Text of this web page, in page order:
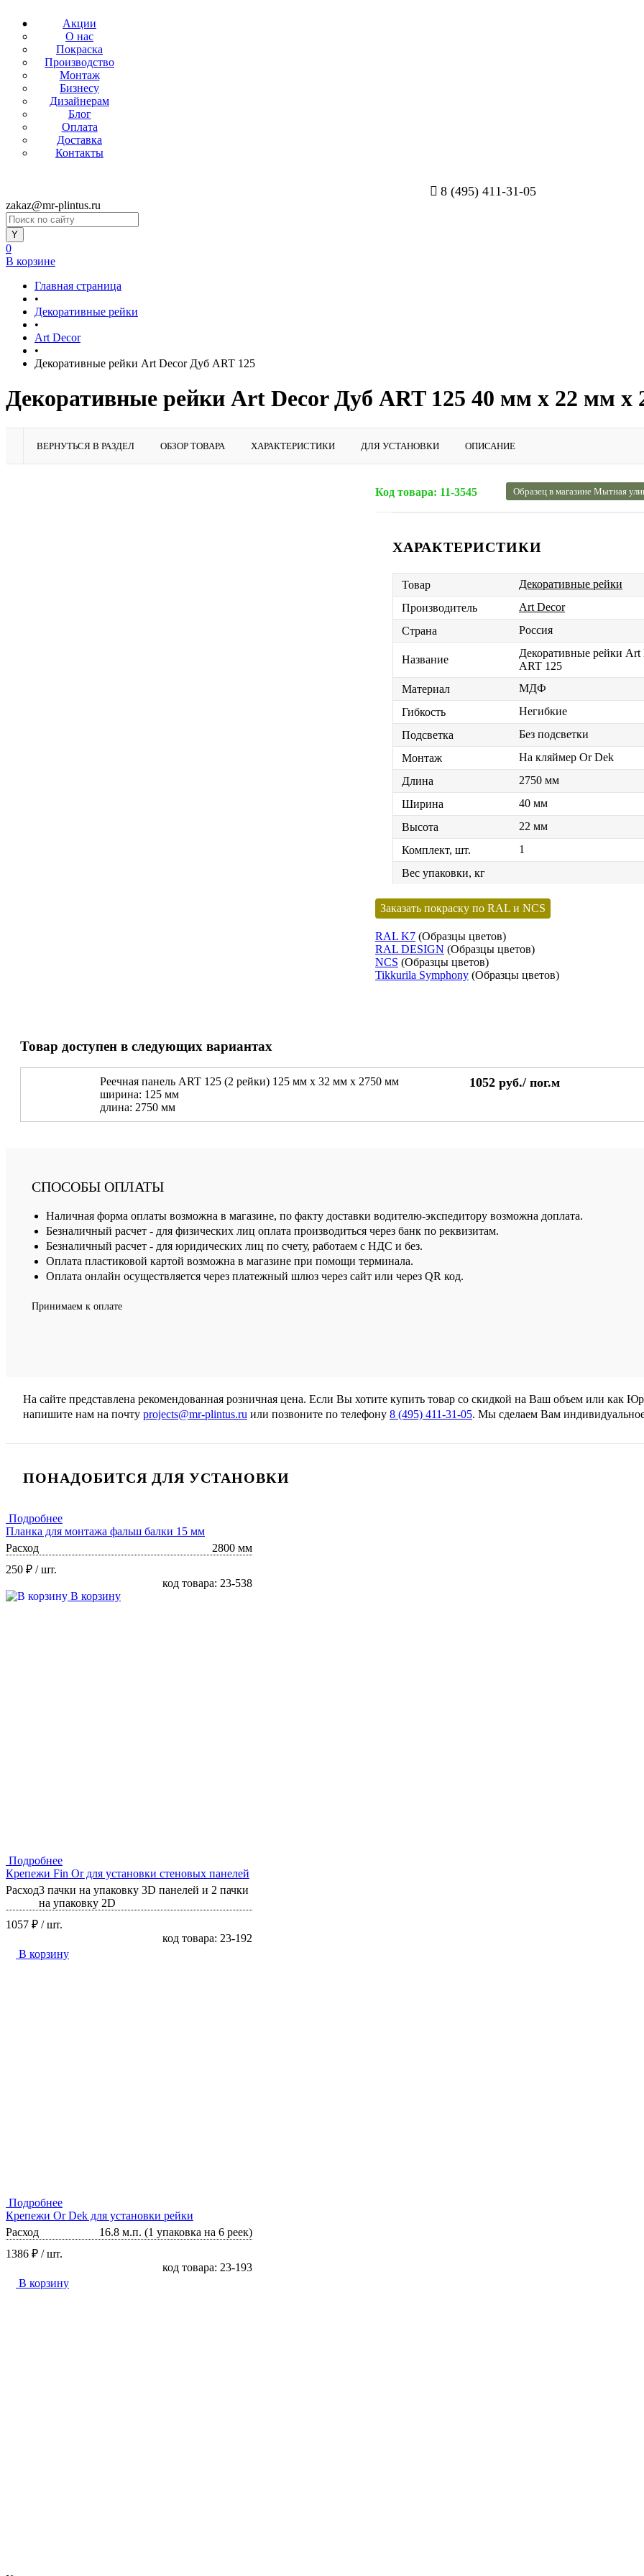
Акции
О нас
Покраска
Производство
Монтаж
Бизнесу
Дизайнерам
Блог
Оплата
Доставка
Контакты
8 (495) 411-31-05
zakaz@mr-plintus.ru
0
В корзине
Главная страница
•
Декоративные рейки
•
Art Decor
•
Декоративные рейки Art Decor Дуб ART 125
Декоративные рейки Art Decor Дуб ART 125 40 мм х 22 мм х
ВЕРНУТЬСЯ В РАЗДЕЛ ОБЗОР ТОВАРА ХАРАКТЕРИСТИКИ ДЛЯ УСТАНОВКИ ОПИСАНИЕ
Код товара: 11-3545 Образец в магазине Мытная
ХАРАКТЕРИСТИКИ
Товар
Декоративные рейки
Производитель
Art Decor
Страна
Россия
Название
Декоративные рейки
ART 125
Материал
МДФ
Гибкость
Негибкие
Подсветка
Без подсветки
Монтаж
На кляймер Or Dek
Длина
2750 мм
Ширина
40 мм
Высота
22 мм
Комплект, шт.
1
Вес упаковки, кг
Заказать покраску по RAL и NCS
RAL K7 (Образцы цветов)
RAL DESIGN (Образцы цветов)
NCS (Образцы цветов)
Tikkurila Symphony (Образцы цветов)
Товар доступен в следующих вариантах
Реечная панель ART 125 (2 рейки) 125 мм х 32 мм х 2750 мм
ширина: 125 мм
длина: 2750 мм
1052 руб./ пог.м
СПОСОБЫ ОПЛАТЫ
Наличная форма оплаты возможна в магазине, по факту доставки водителю-экспедитору возможна доплата.
Безналичный расчет - для физических лиц оплата производиться через банк по реквизитам.
Безналичный расчет - для юридических лиц по счету, работаем с НДС и без.
Оплата пластиковой картой возможна в магазине при помощи терминала.
Оплата онлайн осуществляется через платежный шлюз через сайт или через QR код.
Принимаем к оплате
На сайте представлена рекомендованная розничная цена. Если Вы хотите купить товар со скидкой на Ваш объем или как
напишите нам на почту projects@mr-plintus.ru или позвоните по телефону 8 (495) 411-31-05. Мы сделаем Вам
ПОНАДОБИТСЯ ДЛЯ УСТАНОВКИ
Подробнее
Планка для монтажа фальш балки 15 мм
Расход
2800 мм
250 ₽ / шт.
код товара: 23-538
В корзину
Подробнее
Крепежи Fin Or для установки стеновых панелей
Расход3 пачки на упаковку 3D панелей и 2 пачки
на упаковку 2D
1057 ₽ / шт.
код товара: 23-192
В корзину
Подробнее
Крепежи Or Dek для установки рейки
Расход
16.8 м.п. (1 упаковка на 6 реек)
1386 ₽ / шт.
код товара: 23-193
В корзину